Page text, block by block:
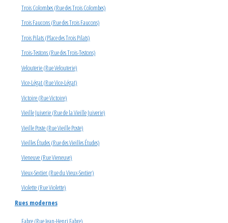
Trois Colombes (Rue des Trois Colombes)
Trois Faucons (Rue des Trois Faucons)
Trois Pilats (Place des Trois Pilats)
Trois-Testons (Rue des Trois-Testons)
Velouterie (Rue Velouterie)
Vice-Légat (Rue Vice-Légat)
Victoire (Rue Victoire)
Vieille Juiverie (Rue de la Vieille Juiverie)
Vieille Poste (Rue Vieille Poste)
Vieilles Études (Rue des Vieilles Études)
Vieneuve (Rue Vieneuve)
Vieux-Sextier (Rue du Vieux-Sextier)
Violette (Rue Violette)
Rues modernes
Fabre (Rue Jean-Henri Fabre)